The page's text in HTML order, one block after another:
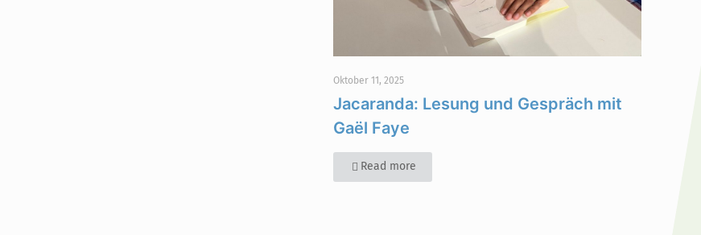
Oktober 11, 2025
Jacaranda: Lesung und Gespräch mit
Gaël Faye
Read more